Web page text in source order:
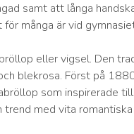
samt att långa
många är vid
eller vigsel. Den
blekrosa. Först på
som inspirerade
med vita